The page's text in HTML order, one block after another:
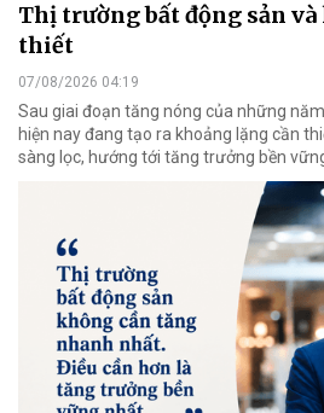
Thị trường bất động sản
thiết
07/08/2026 04:19
Sau giai đoạn tăng nóng của những
hiện nay đang tạo ra khoảng lặng cần
sàng lọc, hướng tới tăng trưởng bền